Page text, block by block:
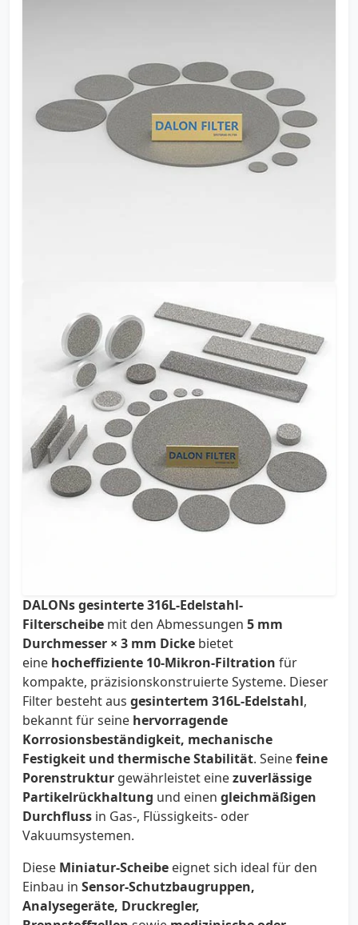
DALONs gesinterte 316L-Edelstahl-
Filterscheibe mit den Abmessungen 5 mm
Durchmesser × 3 mm Dicke bietet
eine hocheffiziente 10-Mikron-Filtration für
kompakte, präzisionskonstruierte Systeme. Dieser
Filter besteht aus gesintertem 316L-Edelstahl,
bekannt für seine hervorragende
Korrosionsbeständigkeit, mechanische
Festigkeit und thermische Stabilität. Seinefeine
Porenstruktur gewährleistet einezuverlässige
Partikelrückhaltung und einen gleichmäßigen
Durchfluss in Gas-, Flüssigkeits- oder
Vakuumsystemen.
Diese Miniatur-Scheibe eignet sich ideal für den
Einbau in Sensor-Schutzbaugruppen,
Analysegeräte, Druckregler,